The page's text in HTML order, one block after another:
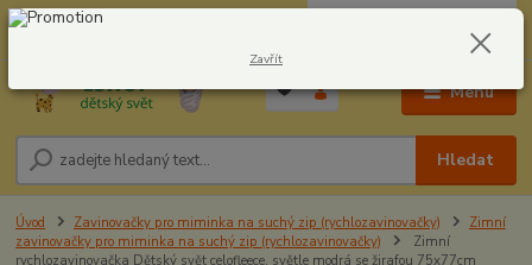
Menu
Hledat
604278943 0,00 Kč
Úvod Zavinovačky pro miminka na suchý zip (rychlozavinovačky)
Zimní
zavinovačky pro miminka na suchý zip (rychlozavinovačky)
Zimní
rychlozavinovačka Dětský svět celofleece, světle modrá se žirafou 75x77cm
Zavřít